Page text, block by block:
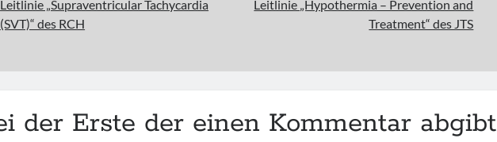
Leitlinie „Supraventricular Tachycardia
(SVT)“ des RCH
Leitlinie „Hypothermia – Prevention and
Treatment“ des JTS
der Erste der einen Kommentar abgibt